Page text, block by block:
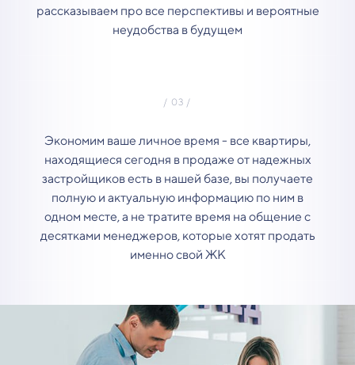
рассказываем про все перспективы и вероятные
неудобства в будущем
Экономим ваше личное время - все квартиры,
находящиеся сегодня в продаже от надежных
застройщиков есть в нашей базе, вы получаете
полную и актуальную информацию по ним в
одном месте, а не тратите время на общение с
десятками менеджеров, которые хотят продать
именно свой ЖК